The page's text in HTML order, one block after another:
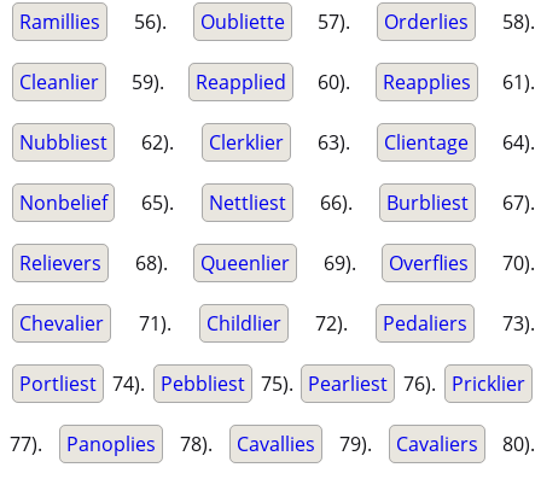
Ramillies 56). Oubliette 57). Orderlies 58).
Cleanlier 59). Reapplied 60). Reapplies 61).
Nubbliest 62). Clerklier 63). Clientage 64).
Nonbelief 65). Nettliest 66). Burbliest 67).
Relievers 68). Queenlier 69). Overflies 70).
Chevalier 71). Childlier 72). Pedaliers 73).
Portliest 74). Pebbliest 75). Pearliest 76). Pricklier
77). Panoplies 78). Cavallies 79). Cavaliers 80).